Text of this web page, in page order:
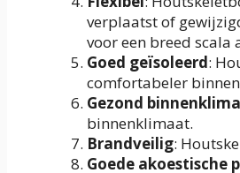
verplaatst of
voor een breed scala
Goed geïsoleerd:
comfortabeler
Gezond
binnenklimaat.
Brandveilig:
Goede akoestische